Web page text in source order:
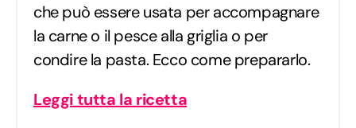
che può essere usata per accompagnare
la carne o il pesce alla griglia o per
condire la pasta. Ecco come prepararlo.
Leggi tutta la ricetta